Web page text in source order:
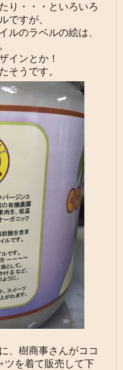
り・・・といろいろ
ですが、
ルのラベルの絵は、
インとか！
そうです。
、樹商事さんがココ
ツを着て販売して下